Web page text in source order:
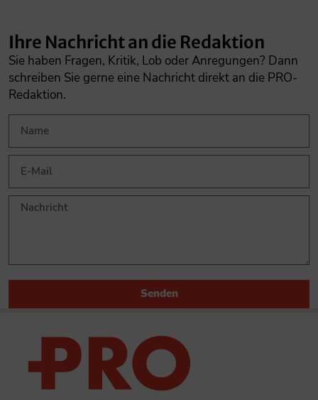
Ihre Nachricht an die Redaktion
Sie haben Fragen, Kritik, Lob oder Anregungen? Dann
schreiben Sie gerne eine Nachricht direkt an die PRO-
Redaktion.
Senden